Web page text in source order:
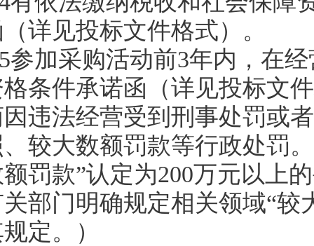
详见投标文件格式）。
参加采购活动前3年内，在
条件承诺函（详见投标文
违法经营受到刑事处罚或
较大数额罚款等行政处罚
罚款”认定为200万元以上
部门明确规定相关领域“较
定。）